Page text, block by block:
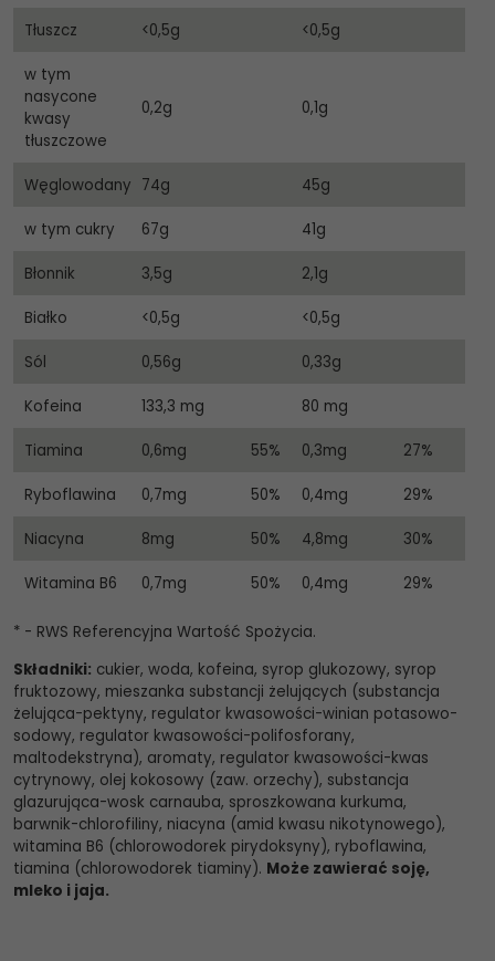
Tłuszcz <0,5g <0,5g
w tym
nasycone
kwasy
tłuszczowe
0,2g 0,1g
Węglowodany 74g 45g
w tym cukry 67g 41g
Błonnik 3,5g 2,1g
Białko <0,5g <0,5g
Sól 0,56g 0,33g
Kofeina 133,3 mg 80 mg
Tiamina 0,6mg 55% 0,3mg 27%
Ryboflawina 0,7mg 50% 0,4mg 29%
Niacyna 8mg 50% 4,8mg 30%
Witamina B6 0,7mg 50% 0,4mg 29%
* - RWS Referencyjna Wartość Spożycia.
Składniki: cukier, woda, kofeina, syrop glukozowy, syrop
fruktozowy, mieszanka substancji żelujących (substancja
żelująca-pektyny, regulator kwasowości-winian potasowo-
sodowy, regulator kwasowości-polifosforany,
maltodekstryna), aromaty, regulator kwasowości-kwas
cytrynowy, olej kokosowy (zaw. orzechy), substancja
glazurująca-wosk carnauba, sproszkowana kurkuma,
barwnik-chlorofiliny, niacyna (amid kwasu nikotynowego),
witamina B6 (chlorowodorek pirydoksyny), ryboflawina,
tiamina (chlorowodorek tiaminy). Może zawierać soję,
mleko i jaja.